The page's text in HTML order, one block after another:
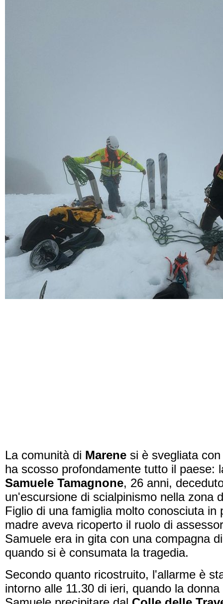
La comunità di Marene si è svegliata
ha scosso profondamente tutto il paese:
Samuele Tamagnone, 26 anni,
un'escursione di scialpinismo nella zona
Figlio di una famiglia molto conosciuta in
madre aveva ricoperto il ruolo di
Samuele era in gita con una compagna
quando si è consumata la tragedia.
Secondo quanto ricostruito, l'allarme è
intorno alle 11.30 di ieri, quando la